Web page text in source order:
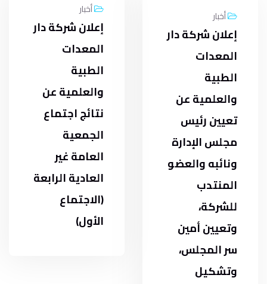
أخبار
إعلان شركة دار
المعدات
الطبية
والعلمية عن
تعيين رئيس
مجلس الإدارة
ونائبه والعضو
المنتدب
للشركة،
وتعيين أمين
سر المجلس،
وتشكيل
أخبار
إعلان شركة دار
المعدات
الطبية
والعلمية عن
نتائج اجتماع
الجمعية
العامة غير
العادية الرابعة
(الاجتماع
الأول)